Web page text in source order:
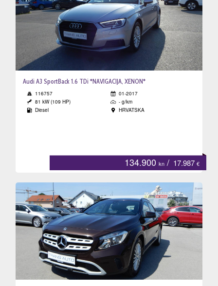
Audi A3 SportBack 1.6 TDi *NAVIGACIJA, XENON*
116757
01-2017
81 kW (109 HP)
- g/km
Diesel
HRVATSKA
134.900 kn / 17.987 €